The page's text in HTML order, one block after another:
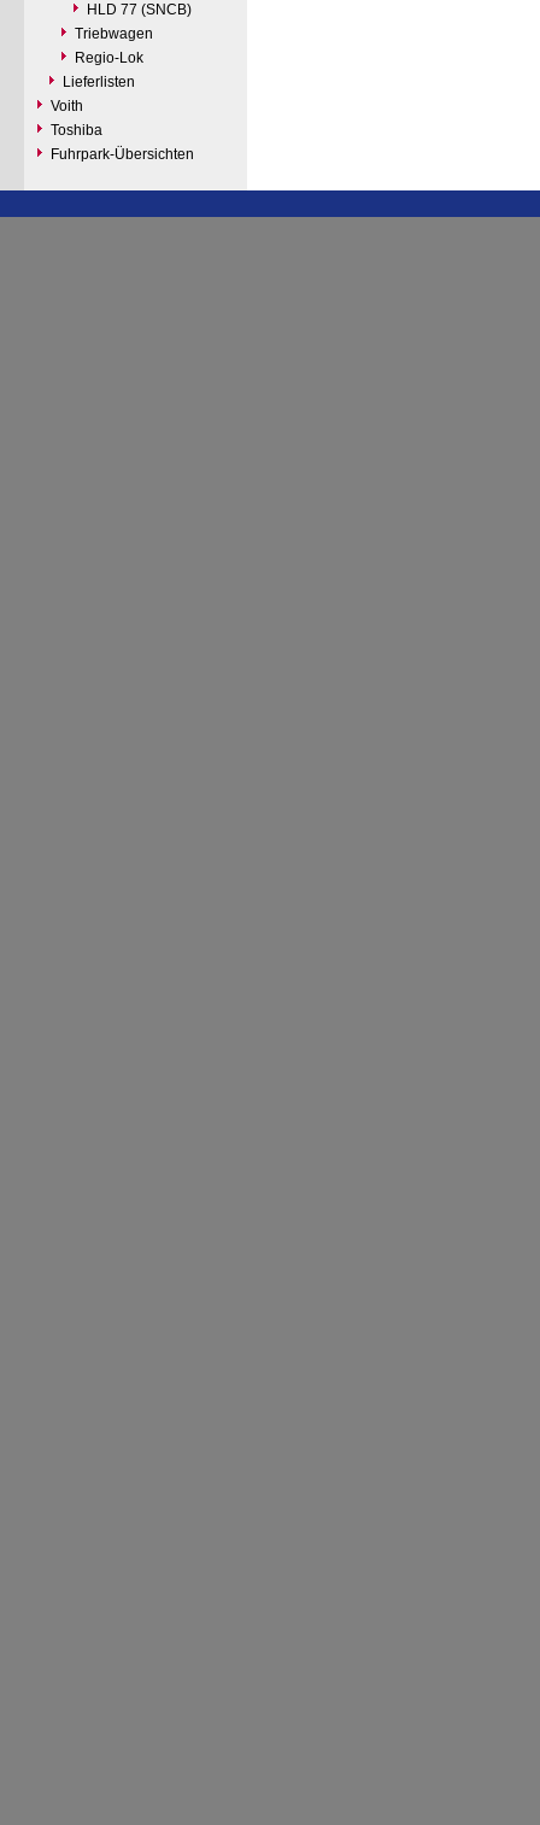
HLD 77 (SNCB)
Triebwagen
Regio-Lok
Lieferlisten
Voith
Toshiba
Fuhrpark-Übersichten